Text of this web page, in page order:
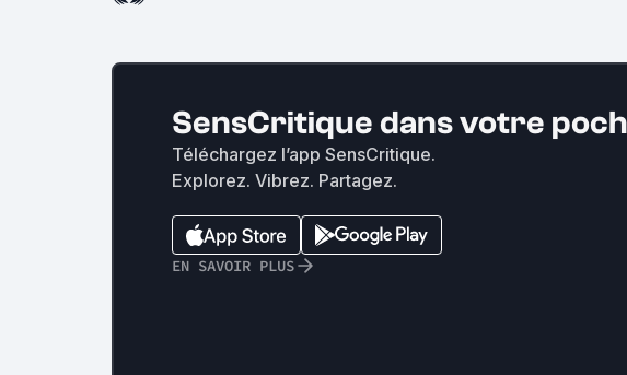
SensCritique dans votre
Téléchargez l’app SensCritique.
Explorez. Vibrez. Partagez.
EN SAVOIR PLUS